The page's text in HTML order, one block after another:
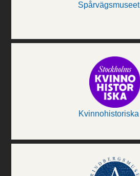
Spårvägsmuseet
Kvinnohistoriska